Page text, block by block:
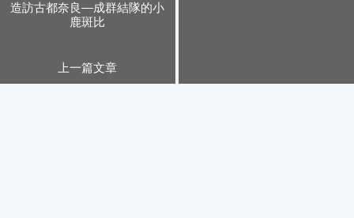
造訪古都奈良—成群結隊的小
鹿斑比
上一篇文章